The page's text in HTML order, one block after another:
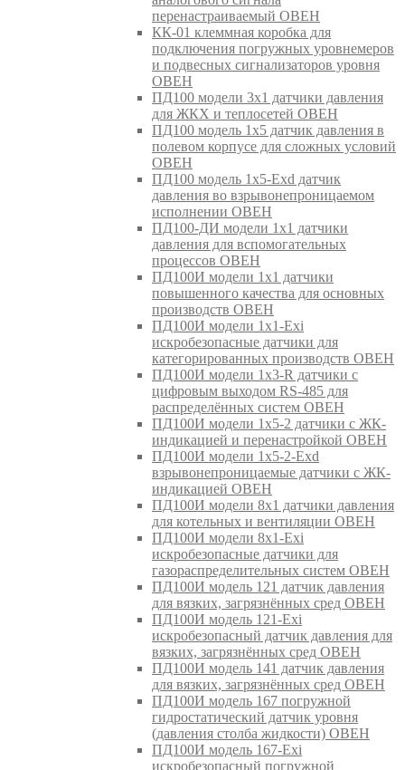
перенастраиваемый ОВЕН
КК-01 клеммная коробка для
подключения погружных уровнемеров
и подвесных сигнализаторов уровня
ОВЕН
ПД100 модели 3х1 датчики давления
для ЖКХ и теплосетей ОВЕН
ПД100 модель 1х5 датчик давления в
полевом корпусе для сложных условий
ОВЕН
ПД100 модель 1х5-Exd датчик
давления во взрывонепроницаемом
исполнении ОВЕН
ПД100-ДИ модели 1х1 датчики
давления для вспомогательных
процессов ОВЕН
ПД100И модели 1х1 датчики
повышенного качества для основных
производств ОВЕН
ПД100И модели 1х1-Exi
искробезопасные датчики для
категорированных производств ОВЕН
ПД100И модели 1х3-R датчики с
цифровым выходом RS-485 для
распределённых систем ОВЕН
ПД100И модели 1х5-2 датчики с ЖК-
индикацией и перенастройкой ОВЕН
ПД100И модели 1х5-2-Exd
взрывонепроницаемые датчики с ЖК-
индикацией ОВЕН
ПД100И модели 8х1 датчики давления
для котельных и вентиляции ОВЕН
ПД100И модели 8х1-Exi
искробезопасные датчики для
газораспределительных систем ОВЕН
ПД100И модель 121 датчик давления
для вязких, загрязнённых сред ОВЕН
ПД100И модель 121-Exi
искробезопасный датчик давления для
вязких, загрязнённых сред ОВЕН
ПД100И модель 141 датчик давления
для вязких, загрязнённых сред ОВЕН
ПД100И модель 167 погружной
гидростатический датчик уровня
(давления столба жидкости) ОВЕН
ПД100И модель 167-Exi
искробезопасный погружной